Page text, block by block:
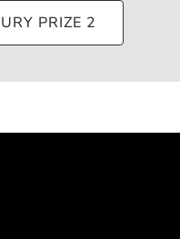
PRIZE 2